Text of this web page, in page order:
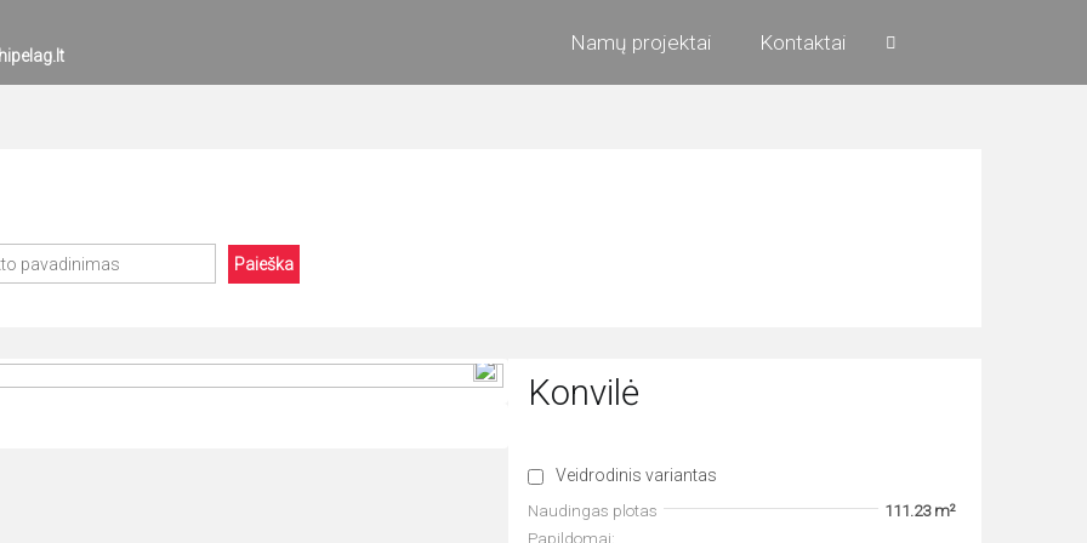
Namų projektai Kontaktai
Paieška
Konvilė
Veidrodinis variantas
Naudingas plotas
111.23 m²
Papildomai: